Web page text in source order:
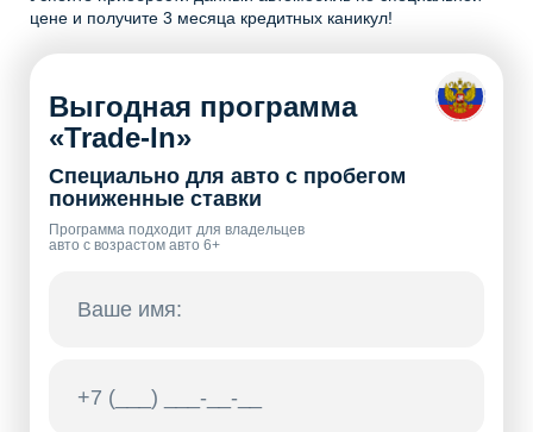
цене и получите 3 месяца кредитных каникул!
Выгодная программа
«Trade-In»
Специально для авто с пробегом
пониженные ставки
Программа подходит для владельцев
авто с возрастом авто 6+